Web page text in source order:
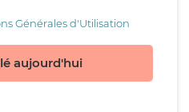
Générales d'Utilisation
aujourd'hui